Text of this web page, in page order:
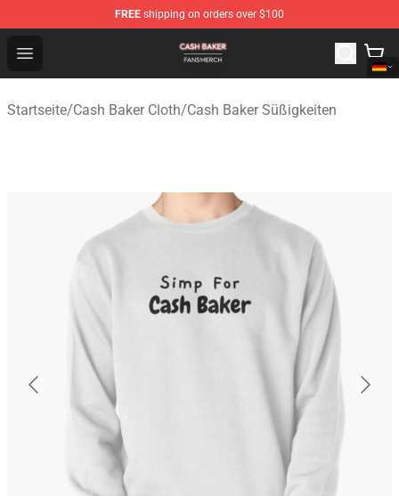
FREE shipping on orders over $100
Open menu
Cash Baker Shop - Official Cash Baker Merchandise
Startseite/Cash Baker Cloth/Cash Baker Süßigkeiten